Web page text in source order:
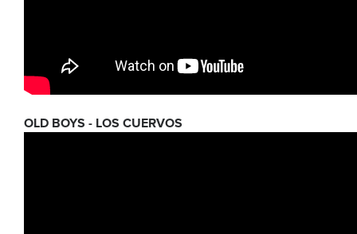
OLD BOYS - LOS CUERVOS